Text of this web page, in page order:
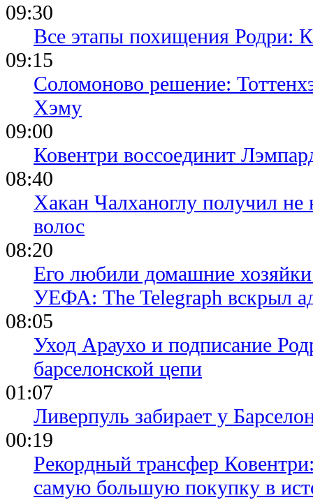
09:30
Все этапы похищения Родри:
09:15
Соломоново решение:
Хэму
09:00
Ковентри воссоединит
08:40
Хакан Чалханоглу получил не
волос
08:20
Его любили домашние
УЕФА: The Telegraph вскрыл
08:05
Уход Араухо и подписание
барселонской цепи
01:07
Ливерпуль забирает у
00:19
Рекордный трансфер
самую большую покупку в